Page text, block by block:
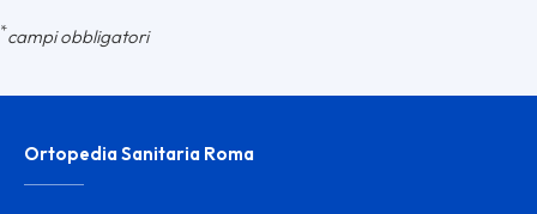
*campi obbligatori
Ortopedia Sanitaria Roma